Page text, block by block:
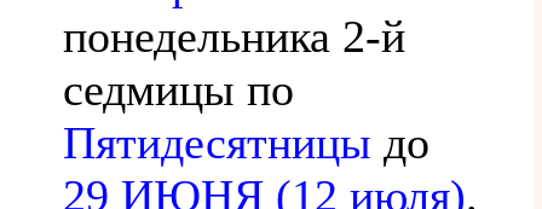
понедельника 2-й
седмицы по
Пятидесятницы до
29 ИЮНЯ (12 июля).